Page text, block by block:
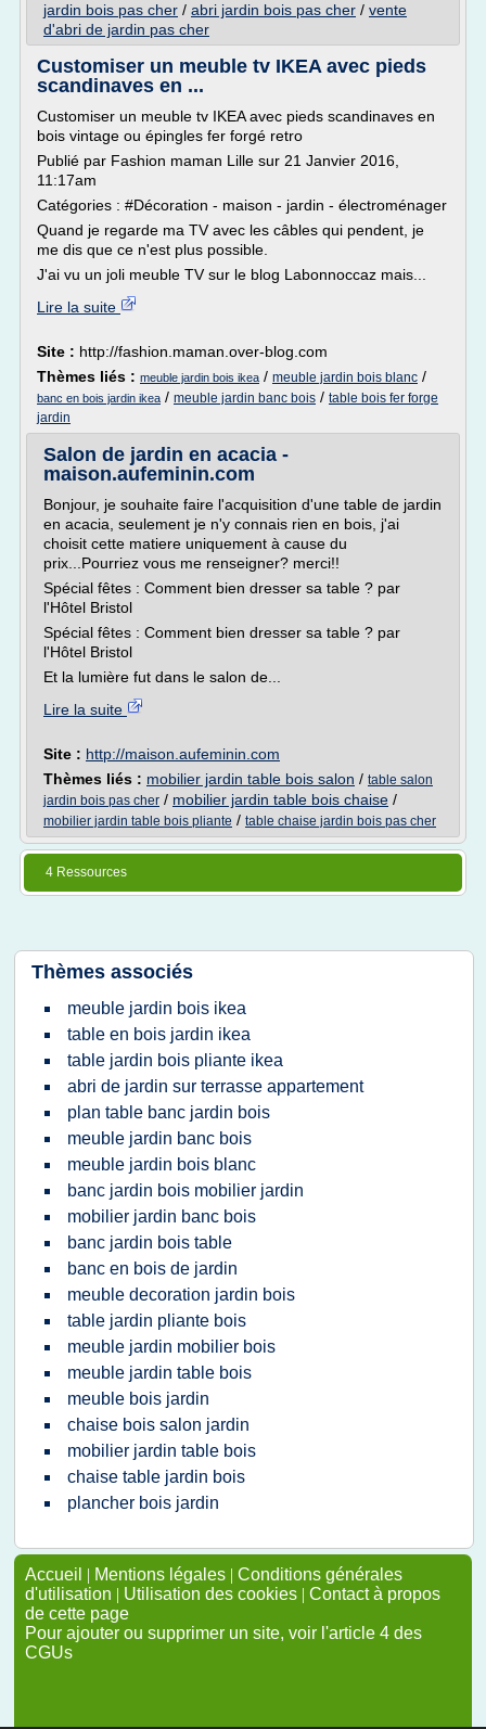
jardin bois pas cher / abri jardin bois pas cher / vente
d'abri de jardin pas cher
Customiser un meuble tv IKEA avec pieds
scandinaves en ...
Customiser un meuble tv IKEA avec pieds scandinaves en
bois vintage ou épingles fer forgé retro
Publié par Fashion maman Lille sur 21 Janvier 2016,
11:17am
Catégories : #Décoration - maison - jardin - électroménager
Quand je regarde ma TV avec les câbles qui pendent, je
me dis que ce n'est plus possible.
J'ai vu un joli meuble TV sur le blog Labonnoccaz mais...
Lire la suite
Site : http://fashion.maman.over-blog.com
Thèmes liés : meuble jardin bois ikea / meuble jardin bois blanc /
banc en bois jardin ikea / meuble jardin banc bois / table bois fer forge
jardin
Salon de jardin en acacia -
maison.aufeminin.com
Bonjour, je souhaite faire l'acquisition d'une table de jardin
en acacia, seulement je n'y connais rien en bois, j'ai
choisit cette matiere uniquement à cause du
prix...Pourriez vous me renseigner? merci!!
Spécial fêtes : Comment bien dresser sa table ? par
l'Hôtel Bristol
Spécial fêtes : Comment bien dresser sa table ? par
l'Hôtel Bristol
Et la lumière fut dans le salon de...
Lire la suite
Site : http://maison.aufeminin.com
Thèmes liés : mobilier jardin table bois salon / table salon
jardin bois pas cher / mobilier jardin table bois chaise /
mobilier jardin table bois pliante / table chaise jardin bois pas cher
4 Ressources
Thèmes associés
meuble jardin bois ikea
table en bois jardin ikea
table jardin bois pliante ikea
abri de jardin sur terrasse appartement
plan table banc jardin bois
meuble jardin banc bois
meuble jardin bois blanc
banc jardin bois mobilier jardin
mobilier jardin banc bois
banc jardin bois table
banc en bois de jardin
meuble decoration jardin bois
table jardin pliante bois
meuble jardin mobilier bois
meuble jardin table bois
meuble bois jardin
chaise bois salon jardin
mobilier jardin table bois
chaise table jardin bois
plancher bois jardin
Accueil | Mentions légales | Conditions générales
d'utilisation | Utilisation des cookies | Contact à propos
de cette page
Pour ajouter ou supprimer un site, voir l'article 4 des
CGUs